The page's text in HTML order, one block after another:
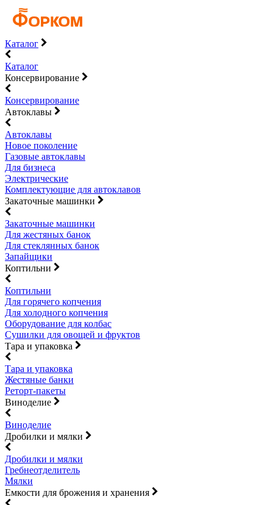
Каталог
Каталог
Консервирование
Консервирование
Автоклавы
Автоклавы
Новое поколение
Газовые автоклавы
Для бизнеса
Электрические
Комплектующие для автоклавов
Закаточные машинки
Закаточные машинки
Для жестяных банок
Для стеклянных банок
Запайщики
Коптильни
Коптильни
Для горячего копчения
Для холодного копчения
Оборудование для колбас
Сушилки для овощей и фруктов
Тара и упаковка
Тара и упаковка
Жестяные банки
Реторт-пакеты
Виноделие
Виноделие
Дробилки и мялки
Дробилки и мялки
Гребнеотделитель
Мялки
Емкости для брожения и хранения